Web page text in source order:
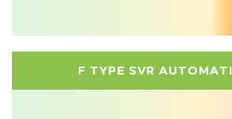
F TYPE SVR